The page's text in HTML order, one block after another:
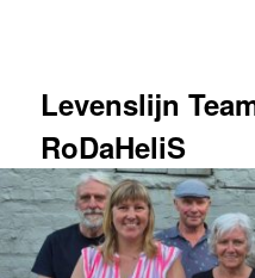
inhoudLevenslijn
RoDaHeliS